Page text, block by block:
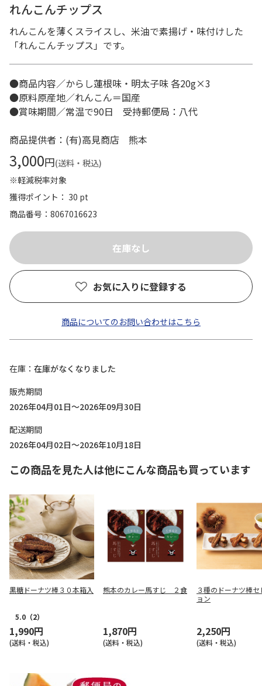
れんこんチップス
れんこんを薄くスライスし、米油で素揚げ・味付けした
「れんこんチップス」です。
●商品内容／からし蓮根味・明太子味 各20g×3
●原料原産地／れんこん＝国産
●賞味期間／常温で90日 受持郵便局：八代
商品提供者：(有)高見商店 熊本
3,000円(送料・税込)
※軽減税率対象
獲得ポイント： 30 pt
商品番号
8067016623
お気に入りに登録する
商品についてのお問い合わせはこちら
在庫
在庫がなくなりました
販売期間
2026年04月01日～2026年09月30日
配送期間
2026年04月02日～2026年10月18日
この商品を見た人は他にこんな商品も買っています
黒糖ドーナツ棒３０本箱入
5.0 （2）
1,990円
(送料・税込)
熊本のカレー馬すじ ２食
1,870円
(送料・税込)
３種のドーナツ棒
ョン
2,250円
(送料・税込)